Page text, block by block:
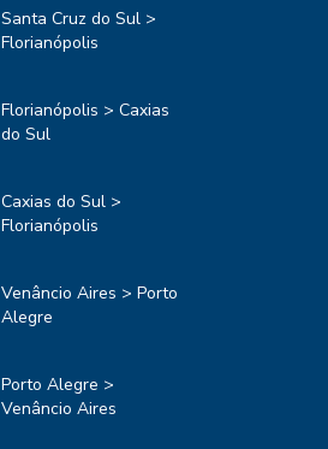
Santa Cruz do Sul >
Florianópolis
Florianópolis > Caxias
do Sul
Caxias do Sul >
Florianópolis
Venâncio Aires > Porto
Alegre
Porto Alegre >
Venâncio Aires